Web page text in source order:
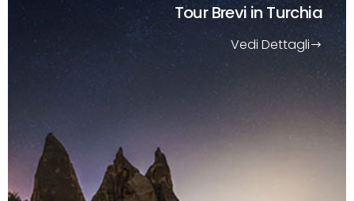
Tour Brevi in Turchia
Vedi Dettagli